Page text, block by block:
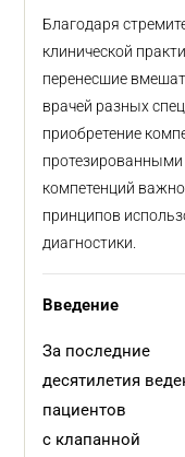
Благодаря
клинической
перенесшие
врачей разных
приобретение
компетенций
принципов
диагностики.
Введение
За последние
десятилетия
пациентов
с клапанной